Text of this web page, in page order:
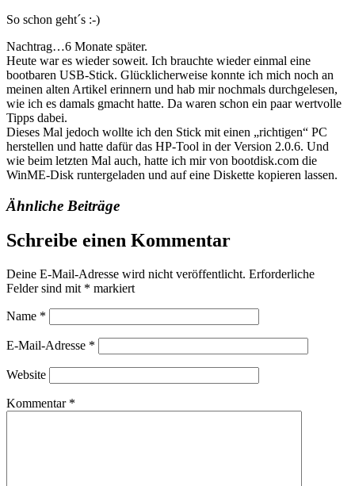
So schon geht´s :-)
Nachtrag…6 Monate später.
Heute war es wieder soweit. Ich brauchte wieder einmal eine
bootbaren USB-Stick. Glücklicherweise konnte ich mich noch an
meinen alten Artikel erinnern und hab mir nochmals durchgelesen,
wie ich es damals gmacht hatte. Da waren schon ein paar wertvolle
Tipps dabei.
Dieses Mal jedoch wollte ich den Stick mit einen „richtigen“ PC
herstellen und hatte dafür das HP-Tool in der Version 2.0.6. Und
wie beim letzten Mal auch, hatte ich mir von bootdisk.com die
WinME-Disk runtergeladen und auf eine Diskette kopieren lassen.
Ähnliche Beiträge
Schreibe einen Kommentar
Deine E-Mail-Adresse wird nicht veröffentlicht. Erforderliche
Felder sind mit * markiert
Name *
E-Mail-Adresse *
Website
Kommentar *